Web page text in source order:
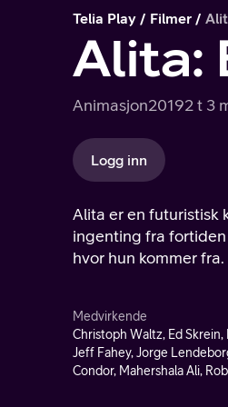
Telia Play Filmer
Alita:
Animasjon20192 t 3
Logg inn
Alita er en futuristisk
ingenting fra
hvor hun kommer fra.
Medvirkende
Christoph Waltz, Ed Skrein,
Jeff Fahey, Jorge
Condor, Mahershala Ali,